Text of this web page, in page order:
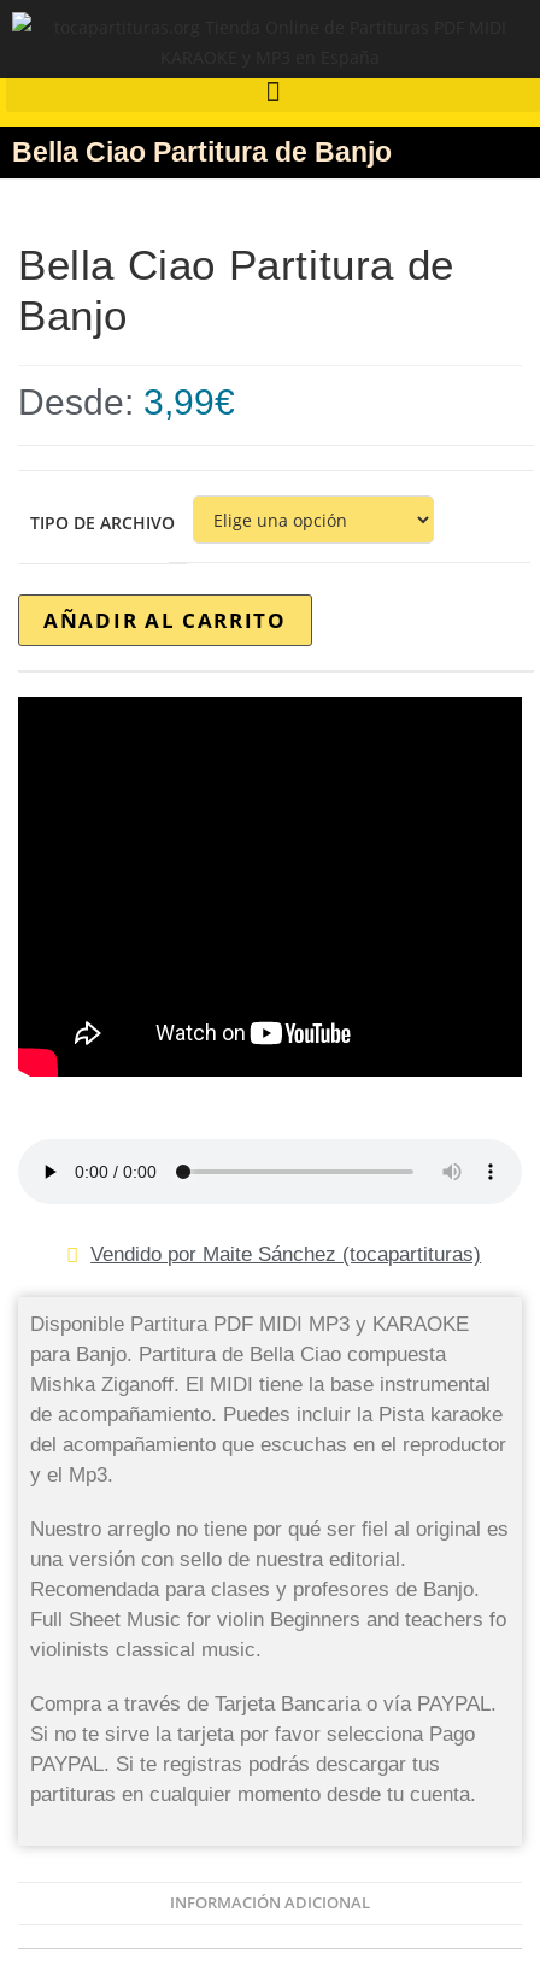
Bella Ciao Partitura de Banjo
Bella Ciao Partitura de
Banjo
Desde: 3,99€
TIPO DE ARCHIVO
AÑADIR AL CARRITO
Vendido por Maite Sánchez (tocapartituras)
Disponible Partitura PDF MIDI MP3 y KARAOKE
para Banjo. Partitura de Bella Ciao compuesta
Mishka Ziganoff. El MIDI tiene la base instrumental
de acompañamiento. Puedes incluir la Pista karaoke
del acompañamiento que escuchas en el reproductor
y el Mp3.
Nuestro arreglo no tiene por qué ser fiel al original es
una versión con sello de nuestra editorial.
Recomendada para clases y profesores de Banjo.
Full Sheet Music for violin Beginners and teachers fo
violinists classical music.
Compra a través de Tarjeta Bancaria o vía PAYPAL.
Si no te sirve la tarjeta por favor selecciona Pago
PAYPAL. Si te registras podrás descargar tus
partituras en cualquier momento desde tu cuenta.
INFORMACIÓN ADICIONAL